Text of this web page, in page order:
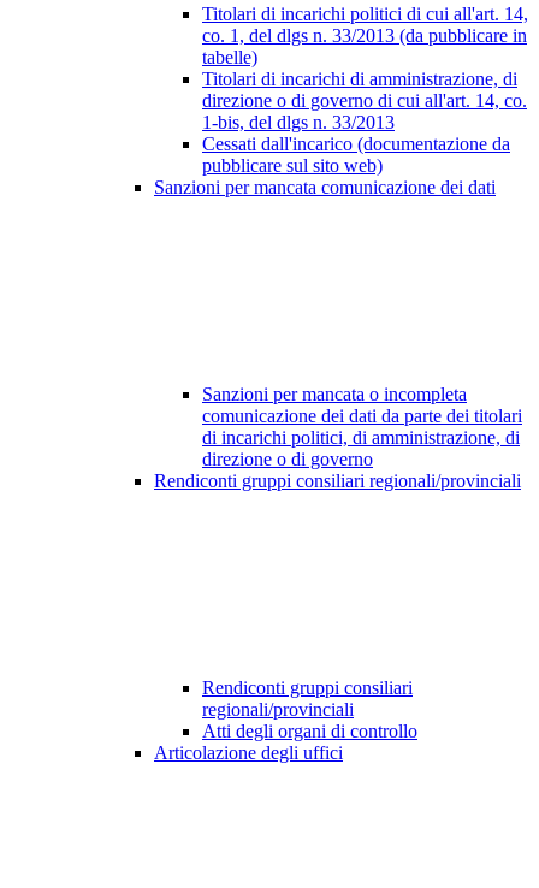
Titolari di incarichi politici di cui all'art. 14,
co. 1, del dlgs n. 33/2013 (da pubblicare in
tabelle)
Titolari di incarichi di amministrazione, di
direzione o di governo di cui all'art. 14, co.
1-bis, del dlgs n. 33/2013
Cessati dall'incarico (documentazione da
pubblicare sul sito web)
Sanzioni per mancata comunicazione dei dati
Sanzioni per mancata o incompleta
comunicazione dei dati da parte dei titolari
di incarichi politici, di amministrazione, di
direzione o di governo
Rendiconti gruppi consiliari regionali/provinciali
Rendiconti gruppi consiliari
regionali/provinciali
Atti degli organi di controllo
Articolazione degli uffici